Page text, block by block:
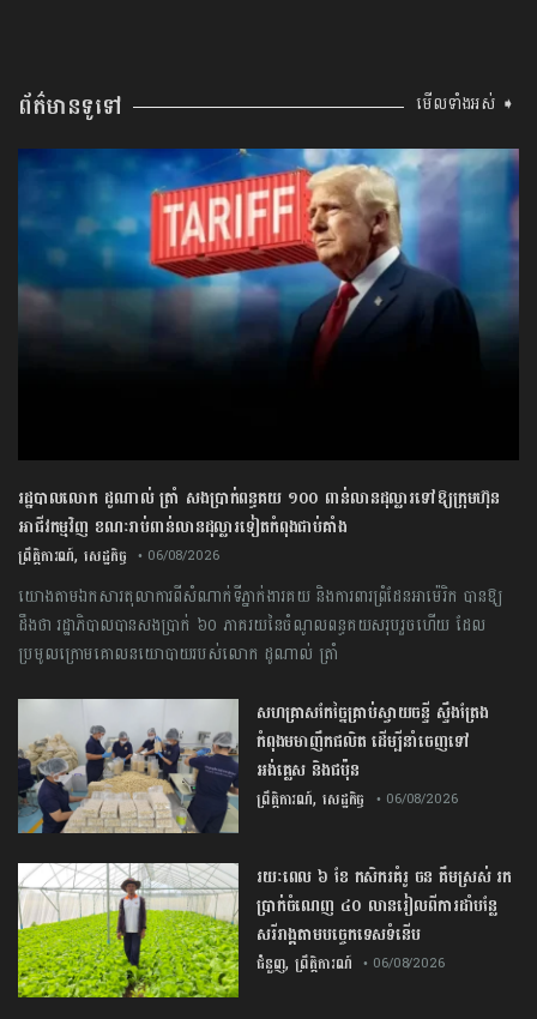
ព័ត៌មានទូទៅ មើលទាំងអស់ ➧
រដ្ឋបាលលោក ដូណាល់ ត្រាំ សងប្រាក់ពន្ធគយ ១០០ ពាន់លានដុល្លារទៅឱ្យក្រុមហ៊ុន
អាជីវកម្មវិញ ខណៈរាប់ពាន់លានដុល្លារទៀតកំពុងជាប់គាំង
ព្រឹត្តិការណ៍, សេដ្ឋកិច្ច • 06/08/2026
យោងតាមឯកសារតុលាការពីសំណាក់ទីភ្នាក់ងារគយ និងការពារព្រំដែនអាម៉េរិក បានឱ្យ
ដឹងថា រដ្ឋាភិបាលបានសងប្រាក់ ៦០ ភាគរយនៃចំណូលពន្ធគយសរុបរួចហើយ ដែល
ប្រមូលក្រោមគោលនយោបាយរបស់លោក ដូណាល់ ត្រាំ
សហគ្រាសកែច្នៃគ្រាប់ស្វាយចន្ទី ស្ទឹងត្រែង
កំពុងមមាញឹកផលិត ដើម្បីនាំចេញទៅ
អង់គ្លេស និងជប៉ុន
ព្រឹត្តិការណ៍, សេដ្ឋកិច្ច • 06/08/2026
រយៈពេល ៦ ខែ កសិករគំរូ ចន គឹមស្រស់ រក
ប្រាក់ចំណេញ ៤០ លានរៀលពីការដាំបន្លែ
សរីរាង្គតាមបច្ចេកទេសទំនើប
ជំនួញ,ព្រឹត្តិការណ៍ • 06/08/2026